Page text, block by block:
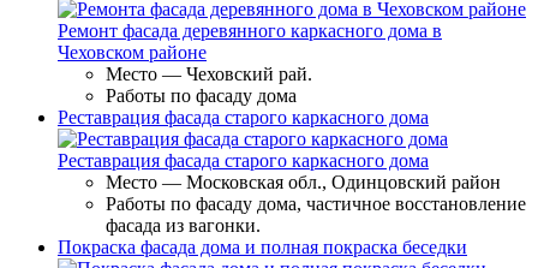
Ремонт фасада деревянного каркасного дома в
Чеховском районе
Место — Чеховский рай.
Работы по фасаду дома
Реставрация фасада старого каркасного дома
Реставрация фасада старого каркасного дома
Место — Московская обл., Одинцовский район
Работы по фасаду дома, частичное восстановление
фасада из вагонки.
Покраска фасада дома и полная покраска беседки